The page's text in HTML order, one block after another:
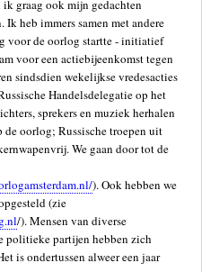
ik graag ook mijn gedachten
heb immers samen met andere
voor de oorlog startte - initiatief
voor een actiebijeenkomst tegen
sindsdien wekelijkse vredesacties
Handelsdelegatie op het
sprekers en muziek herhalen
oorlog; Russische troepen uit
We gaan door tot de
). Ook hebben we
(zie
/). Mensen van diverse
politieke partijen hebben zich
is ondertussen alweer een jaar